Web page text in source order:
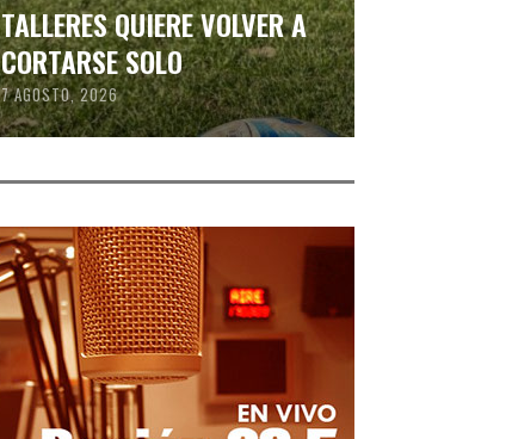
TALLERES QUIERE VOLVER A
CORTARSE SOLO
7 AGOSTO, 2026